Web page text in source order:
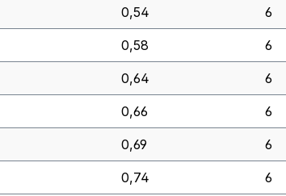
0,54 6
0,58 6
0,64 6
0,66 6
0,69 6
0,74 6